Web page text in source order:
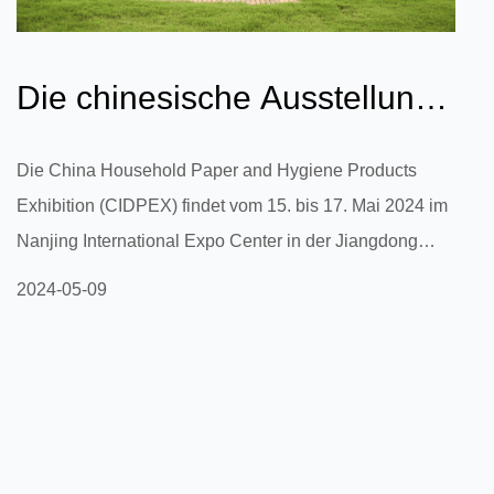
Die chinesische Ausstellung
für Haushaltspapier und
Hygienep...
Die China Household Paper and Hygiene Products
Exhibition (CIDPEX) findet vom 15. bis 17. Mai 2024 im
Nanjing International Expo Center in der Jiangdong
2024-05-09